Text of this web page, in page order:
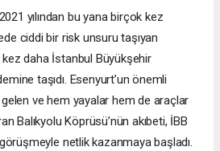
yılından bu yana birçok kez
ciddi bir risk unsuru taşıyan
kez daha İstanbul Büyükşehir
taşıdı. Esenyurt’un önemli
ve hem yayalar hem de araçlar
Balıkyolu Köprüsü’nün akıbeti, İBB
netlik kazanmaya başladı.